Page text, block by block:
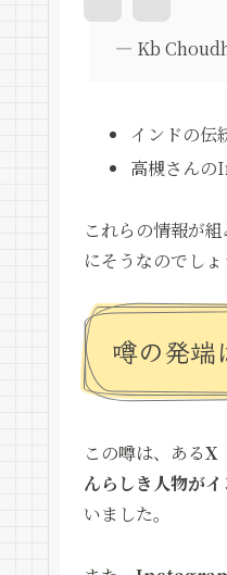
— Kb
インドの伝
高槻さんの
これらの情報が
にそうなのでしょ
噂の発端
この噂は、あるX
んらしき人物が
いました。